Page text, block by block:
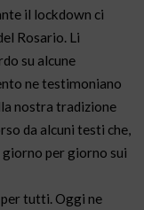
il lockdown ci
Rosario. Li
su alcune
ne testimoniano
nostra tradizione
da alcuni testi che,
per giorno sui
tutti. Oggi ne